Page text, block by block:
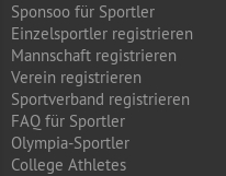
Sponsoo für Sportler
Einzelsportler registrieren
Mannschaft registrieren
Verein registrieren
Sportverband registrieren
FAQ für Sportler
Olympia-Sportler
College Athletes